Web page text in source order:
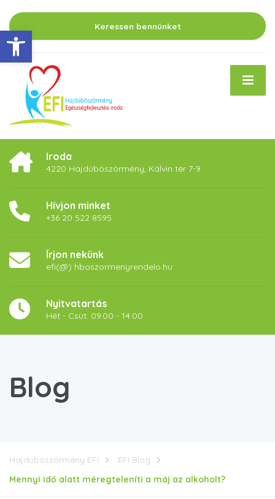
Eszköztár megnyitása
Keressen bennünket
Iroda
4220 Hajdúböszörmény, Kálvin tér 7-9
Hívjon minket
+36 20 522 8595
Írjon nekünk
efi(@) hboszormenyrendelo.hu
Nyitvatartás
Hét - Csüt: 09.00 - 14.00
Blog
Hajdúböszörmény EFI
EFI Blog
Mennyi idő alatt méregteleníti a máj az alkoholt?